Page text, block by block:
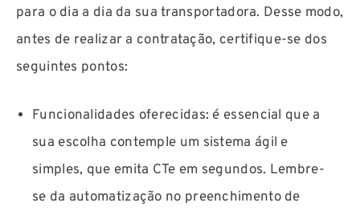
para o dia a dia da sua transportadora. Desse modo,
antes de realizar a contratação, certifique-se dos
seguintes pontos:
Funcionalidades oferecidas: é essencial que a
sua escolha contemple um sistema ágil e
simples, que emita CTe em segundos. Lembre-
se da automatização no preenchimento de